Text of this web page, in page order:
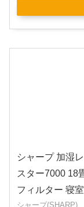
シャープ 加湿
スター7000 18
フィルター 寝
シャープ(SHARP)